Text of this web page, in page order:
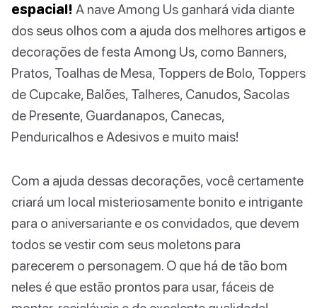
espacial! A nave Among Us ganhará vida diante
dos seus olhos com a ajuda dos melhores artigos e
decorações de festa Among Us, como Banners,
Pratos, Toalhas de Mesa, Toppers de Bolo, Toppers
de Cupcake, Balões, Talheres, Canudos, Sacolas
de Presente, Guardanapos, Canecas,
Penduricalhos e Adesivos e muito mais!
Com a ajuda dessas decorações, você certamente
criará um local misteriosamente bonito e intrigante
para o aniversariante e os convidados, que devem
todos se vestir com seus moletons para
parecerem o personagem. O que há de tão bom
neles é que estão prontos para usar, fáceis de